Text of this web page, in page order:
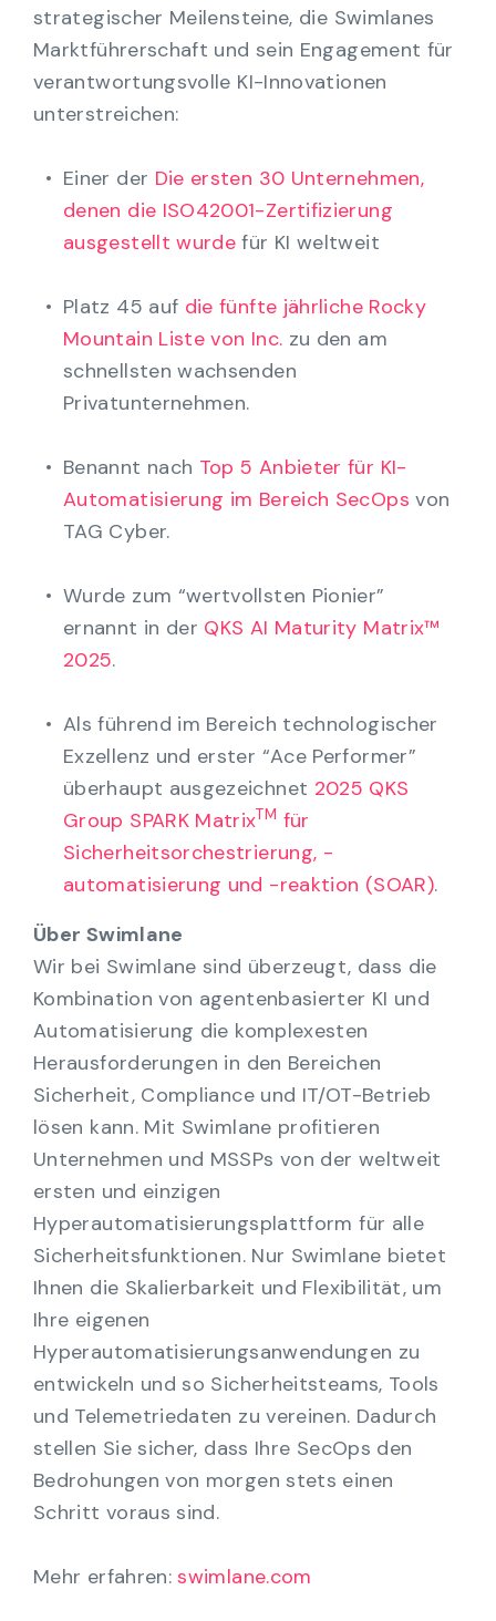
strategischer Meilensteine, die Swimlanes
Marktführerschaft und sein Engagement für
verantwortungsvolle KI-Innovationen
unterstreichen:
Einer der Die ersten 30 Unternehmen,
denen die ISO42001-Zertifizierung
ausgestellt wurdefür KI weltweit
Platz 45 auf die fünfte jährliche Rocky
Mountain Liste von Inc. zu den am
schnellsten wachsenden
Privatunternehmen.
Benannt nach Top 5 Anbieter für KI-
Automatisierung im Bereich SecOpsvon
TAG Cyber.
Wurde zum “wertvollsten Pionier”
ernannt in der QKS AI Maturity Matrix™
2025.
Als führend im Bereich technologischer
Exzellenz und erster “Ace Performer”
überhaupt ausgezeichnet 2025 QKS
Group SPARK MatrixTM für
Sicherheitsorchestrierung, -
automatisierung und -reaktion (SOAR).
Über Swimlane
Wir bei Swimlane sind überzeugt, dass die
Kombination von agentenbasierter KI und
Automatisierung die komplexesten
Herausforderungen in den Bereichen
Sicherheit, Compliance und IT/OT-Betrieb
lösen kann. Mit Swimlane profitieren
Unternehmen und MSSPs von der weltweit
ersten und einzigen
Hyperautomatisierungsplattform für alle
Sicherheitsfunktionen. Nur Swimlane bietet
Ihnen die Skalierbarkeit und Flexibilität, um
Ihre eigenen
Hyperautomatisierungsanwendungen zu
entwickeln und so Sicherheitsteams, Tools
und Telemetriedaten zu vereinen. Dadurch
stellen Sie sicher, dass Ihre SecOps den
Bedrohungen von morgen stets einen
Schritt voraus sind.
Mehr erfahren:swimlane.com